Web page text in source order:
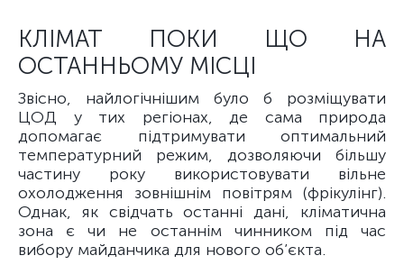
КЛІМАТ ПОКИ ЩО НА
ОСТАННЬОМУ МІСЦІ
Звісно, найлогічнішим було б розміщувати
ЦОД у тих регіонах, де сама природа
допомагає підтримувати оптимальний
температурний режим, дозволяючи більшу
частину року використовувати вільне
охолодження зовнішнім повітрям (фрікулінг).
Однак, як свідчать останні дані, кліматична
зона є чи не останнім чинником під час
вибору майданчика для нового об’єкта.